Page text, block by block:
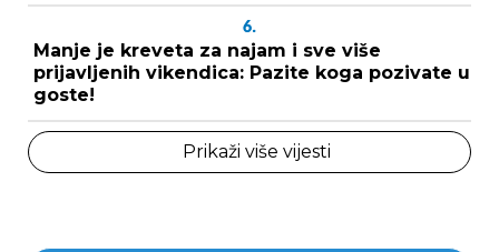
6.
Manje je kreveta za najam i sve više
prijavljenih vikendica: Pazite koga pozivate u
goste!
Prikaži više vijesti